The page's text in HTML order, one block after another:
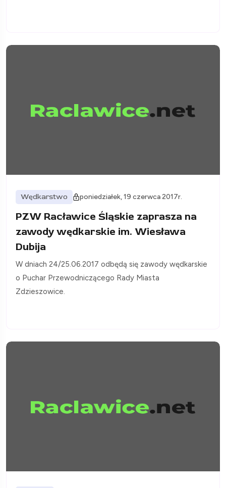
Wędkarstwo poniedziałek, 19 czerwca 2017r.
PZW Racławice Śląskie zaprasza na
zawody wędkarskie im. Wiesława
Dubija
W dniach 24/25.06.2017 odbędą się zawody wędkarskie
o Puchar Przewodniczącego Rady Miasta
Zdzieszowice.